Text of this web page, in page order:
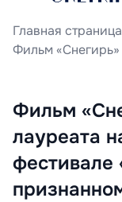
Главная страница
Фильм
лауреата
фестивале